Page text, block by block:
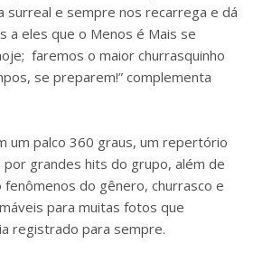
surreal e sempre nos recarrega e dá
a eles que o Menos é Mais se
faremos o maior churrasquinho
se preparem!” complementa
um palco 360 graus, um repertório
grandes hits do grupo, além de
fenômenos do gênero, churrasco e
para muitas fotos que
registrado para sempre.